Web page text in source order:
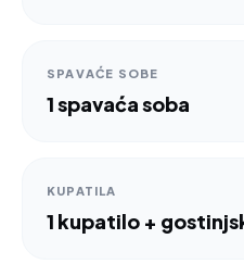
SPAVAĆE SOBE
1 spavaća soba
KUPATILA
1 kupatilo +